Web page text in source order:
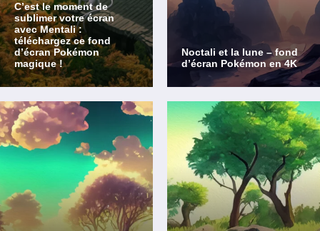
C’est le moment de
sublimer votre écran
avec Mentali :
téléchargez ce fond
d’écran Pokémon
magique !
Noctali et la lune – fond
d’écran Pokémon en 4K